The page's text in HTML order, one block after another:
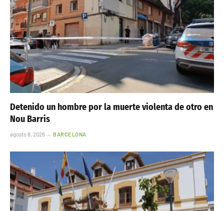
Detenido un hombre por la muerte violenta de otro en
Nou Barris
agosto 8, 2026 BARCELONA